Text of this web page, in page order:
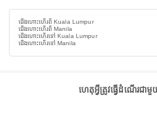
ជើងហោះហើរពី Kuala Lumpur
ជើងហោះហើរពី Manila
ជើងហោះហើរទៅ Kuala Lumpur
ជើងហោះហើរទៅ Manila
ហេតុអ្វីត្រូវធ្វើដំណើរជា